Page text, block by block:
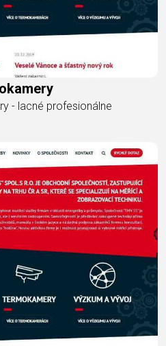
- lacné profesionálne